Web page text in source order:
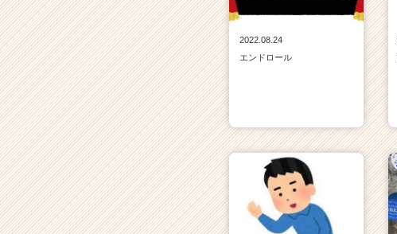
2022.08.24
エンドロール